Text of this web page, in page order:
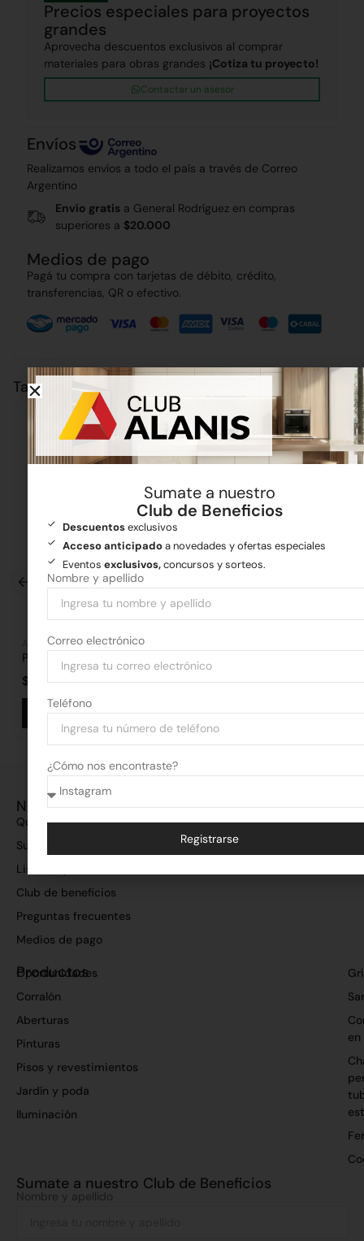
Precios especiales para proyectos
grandes
Aprovecha descuentos exclusivos al comprar
materiales para obras grandes ¡Cotiza tu proyecto!
Contactar un asesor
Envíos
Realizamos envíos a todo el país a través de Correo
Argentino
Envío gratis a General Rodríguez en compras
superiores a $20.000
Medios de pago
Pagá tu compra con tarjetas de débito, crédito,
transferencias, QR o efectivo.
También puede interesarte
Aberturas
Puerta Pavir Lujan Imperia
$ 443.556,44
Añadir al carrito
$1.028.137,34
Añadir al
Nosotros
Quiénes somos
Sucursales
Lista de precios
Club de beneficios
Preguntas frecuentes
Medios de pago
Productos
Oportunidades
Corralón
Aberturas
Pinturas
Pisos y revestimientos
Jardín y poda
Iluminación
en
Sumate a nuestro Club de Beneficios
Nombre y apellido
Sumate a nuestro
Club de Beneficios
Descuentosexclusivos
Acceso anticipadoa novedades y ofertas especiales
Eventos exclusivos,concursos y sorteos.
Nombre y apellido
Correo electrónico
Teléfono
¿Cómo nos encontraste?
Registrarse